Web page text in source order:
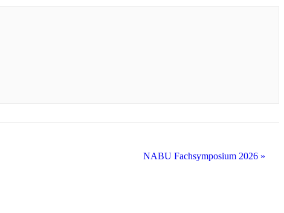
NABU Fachsymposium 2026 »